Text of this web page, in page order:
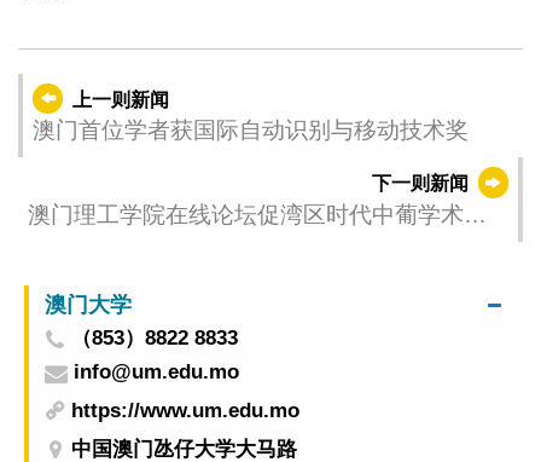
上一则新闻
澳门首位学者获国际自动识别与移动技术奖
下一则新闻
澳门理工学院在线论坛促湾区时代中葡学术合
澳门大学
（853）8822 8833
info@um.edu.mo
https://www.um.edu.mo
中国澳门氹仔大学大马路